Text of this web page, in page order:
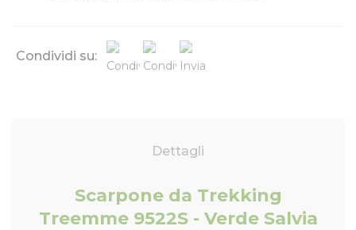
Condividi su:
Dettagli
Scarpone da Trekking
Treemme 9522S - Verde Salvia